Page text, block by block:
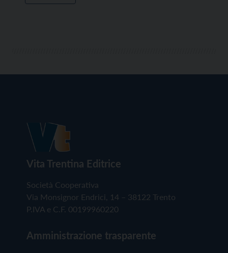
Vita Trentina Editrice
Società Cooperativa
Via Monsignor Endrici, 14 – 38122 Trento
P.IVA e C.F. 00199960220
Amministrazione trasparente